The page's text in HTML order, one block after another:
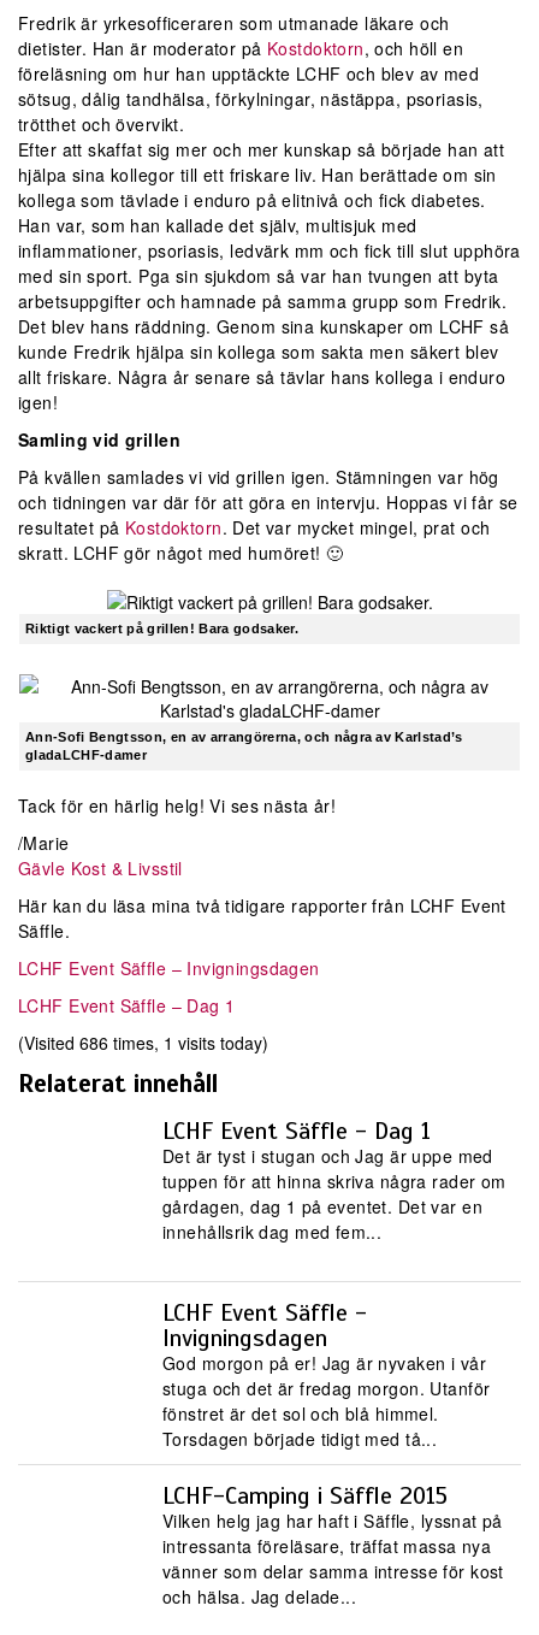
Fredrik är yrkesofficeraren som utmanade läkare och
dietister. Han är moderator på Kostdoktorn, och höll en
föreläsning om hur han upptäckte LCHF och blev av med
sötsug, dålig tandhälsa, förkylningar, nästäppa, psoriasis,
trötthet och övervikt.
Efter att skaffat sig mer och mer kunskap så började han att
hjälpa sina kollegor till ett friskare liv. Han berättade om sin
kollega som tävlade i enduro på elitnivå och fick diabetes.
Han var, som han kallade det själv, multisjuk med
inflammationer, psoriasis, ledvärk mm och fick till slut upphöra
med sin sport. Pga sin sjukdom så var han tvungen att byta
arbetsuppgifter och hamnade på samma grupp som Fredrik.
Det blev hans räddning. Genom sina kunskaper om LCHF så
kunde Fredrik hjälpa sin kollega som sakta men säkert blev
allt friskare. Några år senare så tävlar hans kollega i enduro
igen!
Samling vid grillen
På kvällen samlades vi vid grillen igen. Stämningen var hög
och tidningen var där för att göra en intervju. Hoppas vi får se
resultatet på Kostdoktorn. Det var mycket mingel, prat och
skratt. LCHF gör något med humöret! 🙂
Riktigt vackert på grillen! Bara godsaker.
Ann-Sofi Bengtsson, en av arrangörerna, och några av Karlstad’s
gladaLCHF-damer
Tack för en härlig helg! Vi ses nästa år!
/Marie
Gävle Kost & Livsstil
Här kan du läsa mina två tidigare rapporter från LCHF Event
Säffle.
LCHF Event Säffle – Invigningsdagen
LCHF Event Säffle – Dag 1
(Visited 686 times, 1 visits today)
Relaterat innehåll
LCHF Event Säffle - Dag 1
Det är tyst i stugan och Jag är uppe med
tuppen för att hinna skriva några rader om
gårdagen, dag 1 på eventet. Det var en
innehållsrik dag med fem...
LCHF Event Säffle -
Invigningsdagen
God morgon på er! Jag är nyvaken i vår
stuga och det är fredag morgon. Utanför
fönstret är det sol och blå himmel.
Torsdagen började tidigt med tå...
LCHF-Camping i Säffle 2015
Vilken helg jag har haft i Säffle, lyssnat på
intressanta föreläsare, träffat massa nya
vänner som delar samma intresse för kost
och hälsa. Jag delade...